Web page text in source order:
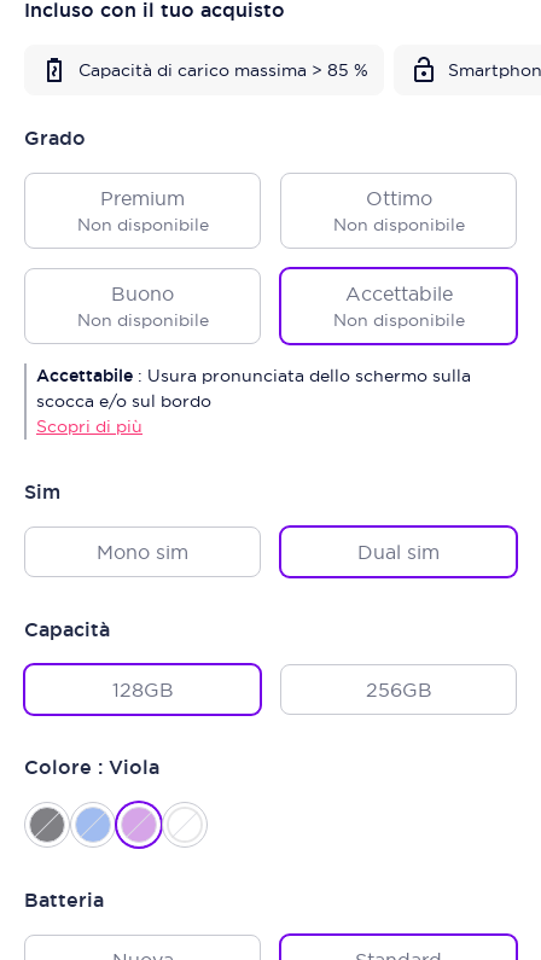
Incluso con il tuo acquisto
Capacità di carico massima > 85 %
Grado
Premium
Non disponibile
Ottimo
Non disponibile
Buono
Non disponibile
Accettabile
Non disponibile
Accettabile : Usura pronunciata dello schermo sulla
scocca e/o sul bordo
Scopri di più
Sim
Mono sim Dual sim
Capacità
128GB 256GB
Colore : Viola
Batteria